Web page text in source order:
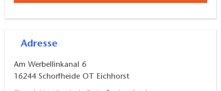
Adresse
Am Werbellinkanal 6
16244 Schorfheide OT Eichhorst